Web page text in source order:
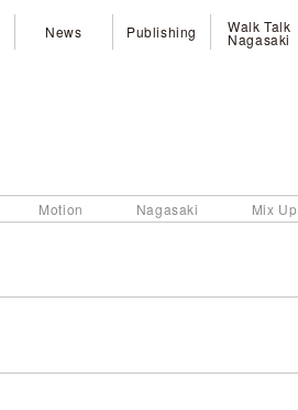
News Publishing Walk Talk
Nagasaki
Motion Nagasaki Mix Up